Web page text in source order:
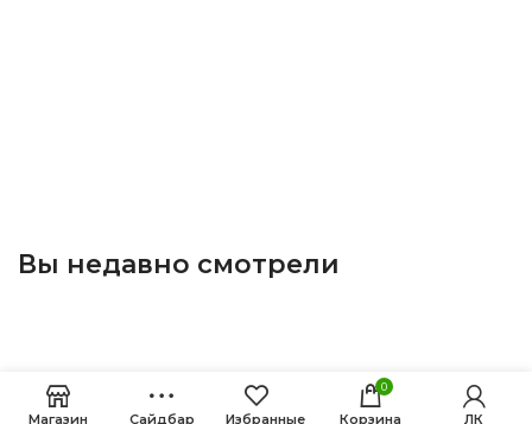
Вы недавно смотрели
Магазин Сайдбар Избранные
0
Корзина ЛК